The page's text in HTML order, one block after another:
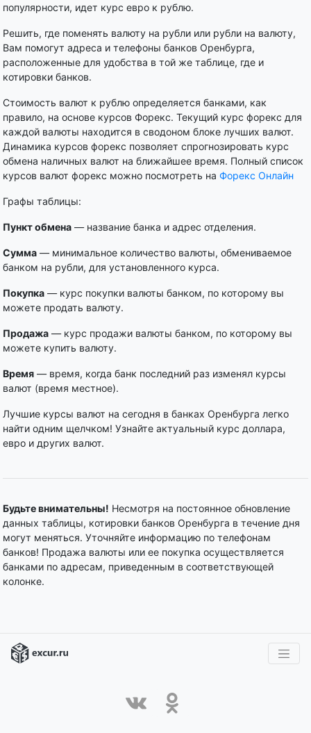
популярности, идет курс евро к рублю.
Решить, где поменять валюту на рубли или рубли на валюту,
Вам помогут адреса и телефоны банков Оренбурга,
расположенные для удобства в той же таблице, где и
котировки банков.
Стоимость валют к рублю определяется банками, как
правило, на основе курсов Форекс. Текущий курс форекс для
каждой валюты находится в сводоном блоке лучших валют.
Динамика курсов форекс позволяет спрогнозировать курс
обмена наличных валют на ближайшее время. Полный список
курсов валют форекс можно посмотреть на Форекс Онлайн
Графы таблицы:
Пункт обмена — название банка и адрес отделения.
Сумма — минимальное количество валюты, обмениваемое
банком на рубли, для установленного курса.
Покупка — курс покупки валюты банком, по которому вы
можете продать валюту.
Продажа — курс продажи валюты банком, по которому вы
можете купить валюту.
Время — время, когда банк последний раз изменял курсы
валют (время местное).
Лучшие курсы валют на сегодня в банках Оренбурга легко
найти одним щелчком! Узнайте актуальный курс доллара,
евро и других валют.
Будьте внимательны! Несмотря на постоянное обновление
данных таблицы, котировки банков Оренбурга в течение дня
могут меняться. Уточняйте информацию по телефонам
банков! Продажа валюты или ее покупка осуществляется
банками по адресам, приведенным в соответствующей
колонке.